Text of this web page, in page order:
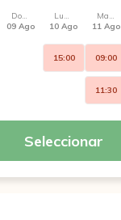
Domingo
09 Ago
Lunes
10 Ago
15:00
Martes
11 Ago
09:00
11:30
Seleccionar